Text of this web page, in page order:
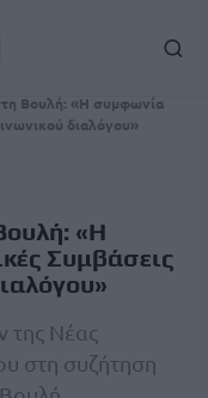
Βουλή: «Η συμφωνία
διαλόγου»
«Η
Συμβάσεις
της Νέας
στη συζήτηση